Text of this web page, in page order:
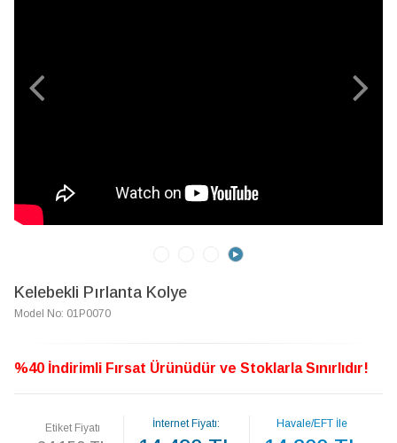
Kelebekli Pırlanta Kolye
Model No: 01P0070
%40 İndirimli Fırsat Ürünüdür ve Stoklarla Sınırlıdır!
Etiket Fiyatı İnternet Fiyatı: Havale/EFT İle